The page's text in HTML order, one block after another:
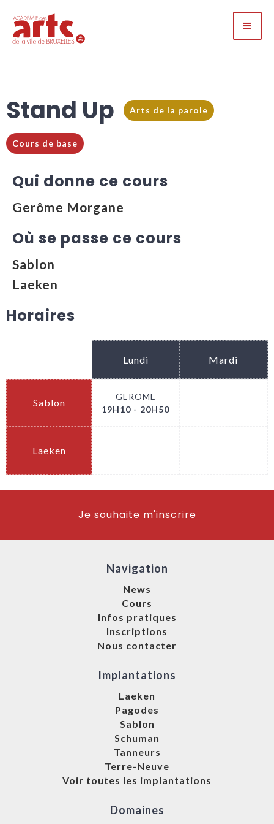
Stand Up Arts de la parole
Cours de base
Qui donne ce cours
Gerôme Morgane
Où se passe ce cours
Sablon
Laeken
Horaires
Lundi Mardi
Sablon
GEROME
19H10 - 20H50
Laeken
Je souhaite m'inscrire
Navigation
News
Cours
Infos pratiques
Inscriptions
Nous contacter
Implantations
Laeken
Pagodes
Sablon
Schuman
Tanneurs
Terre-Neuve
Voir toutes les implantations
Domaines